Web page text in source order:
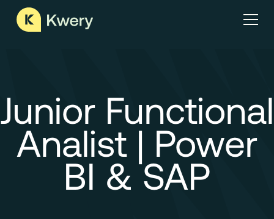
Junior Functional
Analist | Power
BI & SAP